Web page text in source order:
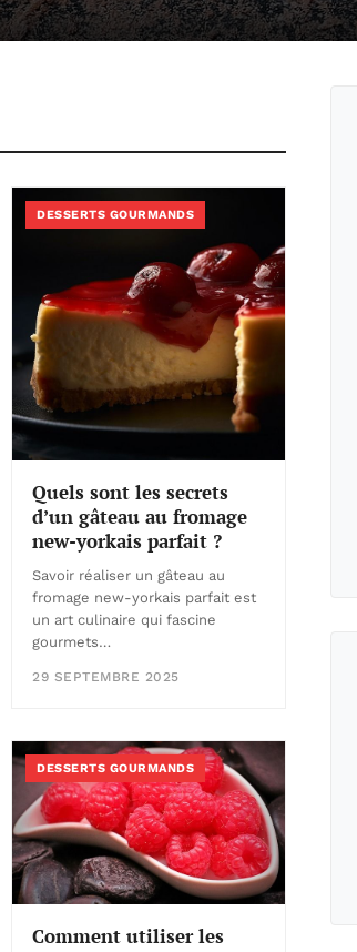
DESSERTS GOURMANDS
Quels sont les secrets
d’un gâteau au fromage
new-yorkais parfait ?
Savoir réaliser un gâteau au
fromage new-yorkais parfait est
un art culinaire qui fascine
gourmets…
29 SEPTEMBRE 2025
DESSERTS GOURMANDS
Comment utiliser les